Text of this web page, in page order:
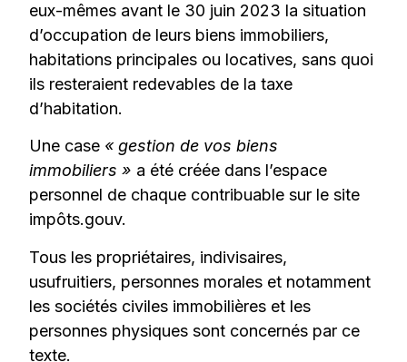
eux-mêmes avant le 30 juin 2023 la situation
d’occupation de leurs biens immobiliers,
habitations principales ou locatives, sans quoi
ils resteraient redevables de la taxe
d’habitation.
Une case « gestion de vos biens
immobiliers » a été créée dans l’espace
personnel de chaque contribuable sur le site
impôts.gouv.
Tous les propriétaires, indivisaires,
usufruitiers, personnes morales et notamment
les sociétés civiles immobilières et les
personnes physiques sont concernés par ce
texte.